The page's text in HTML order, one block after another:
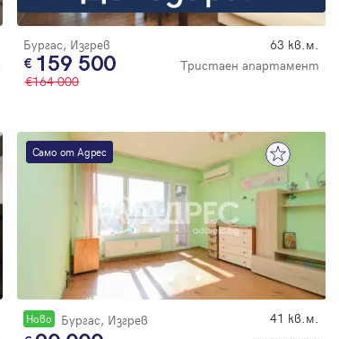
Бургас, Изгрев 63 кв.м.
159 500
Тристаен апартамент
164 000
Само от Адрес
Новo Бургас, Изгрев 41 кв.м.